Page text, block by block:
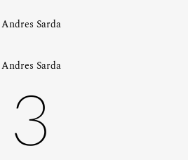
Andres Sarda
Andres Sarda
3